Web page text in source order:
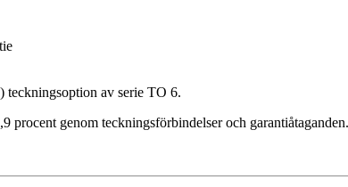
teckningsoption av serie TO 6.
procent genom teckningsförbindelser och